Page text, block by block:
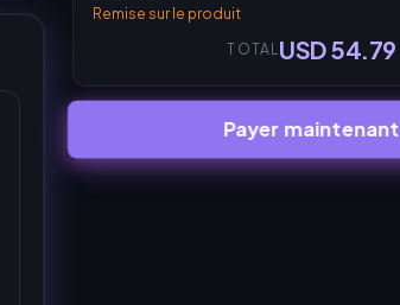
Remise sur le produit
TOTALUSD 54.79
Payer maintenant